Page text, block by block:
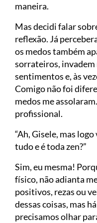
maneira.
Mas decidi falar
reflexão. Já
os medos também
sorrateiros, invadem
sentimentos e, às
Comigo não foi
medos me
profissional.
“Ah, Gisele, mas
tudo e é toda zen?”
Sim, eu mesma!
físico, não adianta
positivos, rezas ou
dessas coisas, mas
precisamos olhar